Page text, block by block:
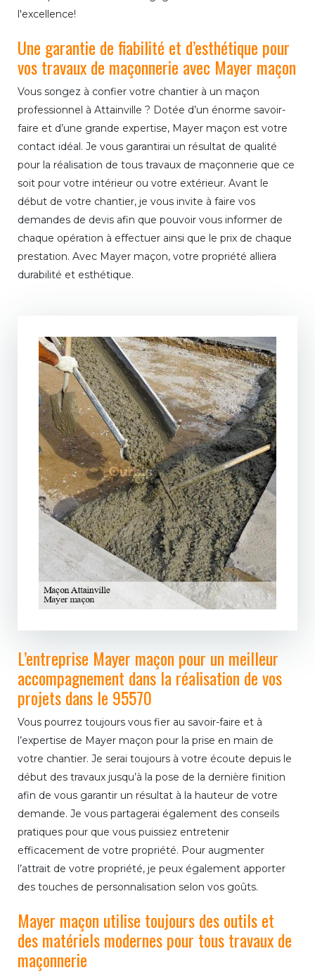
l'excellence!
Une garantie de fiabilité et d’esthétique pour
vos travaux de maçonnerie avec Mayer maçon
Vous songez à confier votre chantier à un maçon
professionnel à Attainville ? Dotée d’un énorme savoir-
faire et d’une grande expertise, Mayer maçon est votre
contact idéal. Je vous garantirai un résultat de qualité
pour la réalisation de tous travaux de maçonnerie que ce
soit pour votre intérieur ou votre extérieur. Avant le
début de votre chantier, je vous invite à faire vos
demandes de devis afin que pouvoir vous informer de
chaque opération à effectuer ainsi que le prix de chaque
prestation. Avec Mayer maçon, votre propriété alliera
durabilité et esthétique.
L’entreprise Mayer maçon pour un meilleur
accompagnement dans la réalisation de vos
projets dans le 95570
Vous pourrez toujours vous fier au savoir-faire et à
l’expertise de Mayer maçon pour la prise en main de
votre chantier. Je serai toujours à votre écoute depuis le
début des travaux jusqu’à la pose de la dernière finition
afin de vous garantir un résultat à la hauteur de votre
demande. Je vous partagerai également des conseils
pratiques pour que vous puissiez entretenir
efficacement de votre propriété. Pour augmenter
l’attrait de votre propriété, je peux également apporter
des touches de personnalisation selon vos goûts.
Mayer maçon utilise toujours des outils et
des matériels modernes pour tous travaux de
maçonnerie